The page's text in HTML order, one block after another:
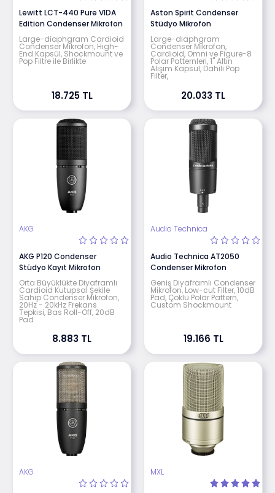
Lewitt LCT-440 Pure VIDA
Edition Condenser Mikrofon
Large-diaphgram Cardioid
Condenser Mikrofon, High-
End Kapsül, Shockmount ve
Pop Filtre ile Birlikte
18.725 TL
Aston Spirit Condenser
Stüdyo Mikrofon
Large-diaphgram
Condenser Mikrofon,
Cardioid, Omni ve Figure-8
Polar Patternleri, 1" Altın
Alışım Kapsül, Dahili Pop
Filter,
20.033 TL
AKG
AKG P120 Condenser
Stüdyo Kayıt Mikrofon
Orta Büyüklükte Diyaframlı
Cardioid Kutupsal Şekile
Sahip Condenser Mikrofon,
20Hz - 20kHz Frekans
Tepkisi, Bas Roll-Off, 20dB
Pad
8.883 TL
Audio Technica
Audio Technica AT2050
Condenser Mikrofon
Geniş Diyaframlı Condenser
Mikrofon, Low-cut Filter, 10dB
Pad, Çoklu Polar Pattern,
Custom Shockmount
19.166 TL
AKG MXL